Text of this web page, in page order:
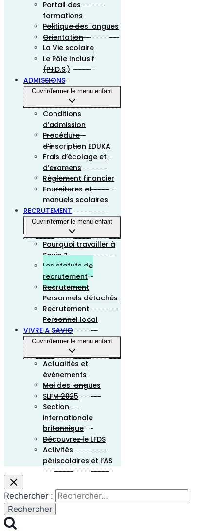
Portail des
formations
Politique des langues
Orientation
La Vie scolaire
Le Pôle Inclusif
(P.I.D.S.)
ADMISSIONS
Ouvrir/fermer le menu enfant
Conditions
d’admission
Procédure
d’inscription EDUKA
Frais d’écolage et
d’examens
Règlement financier
Fournitures et
manuels scolaires
RECRUTEMENT
Ouvrir/fermer le menu enfant
Pourquoi travailler à
Savio ?
Les statuts de
recrutement
Recrutement
Personnels détachés
Recrutement
Personnel local
VIVRE A SAVIO
Ouvrir/fermer le menu enfant
Actualités et
évènements
Mai des langues
SLFM 2025
Section
internationale
britannique
Découvrez le LFDS
Activités
périscolaires et l’AS
Rechercher :